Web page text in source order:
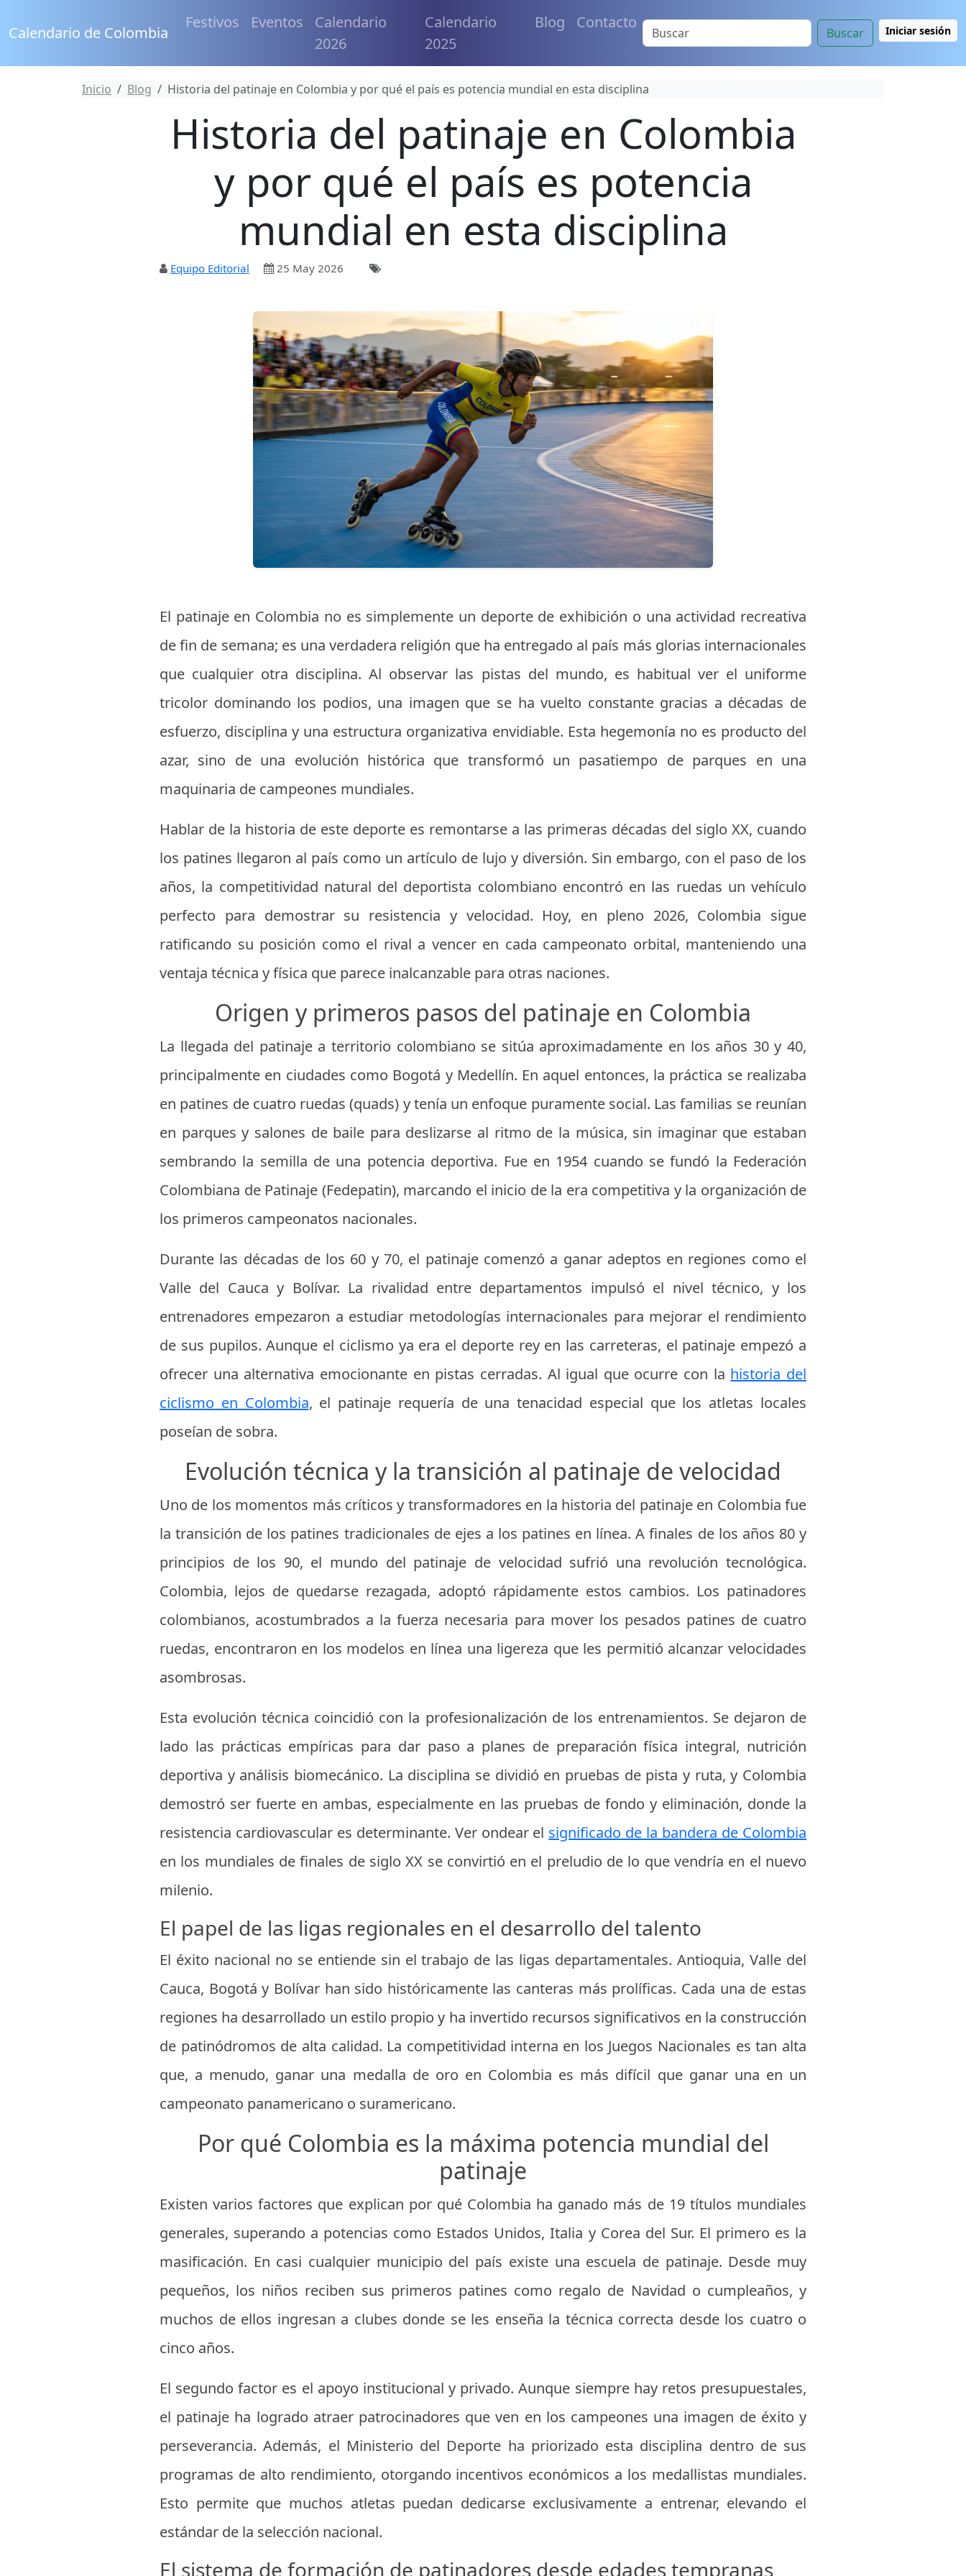
Calendario de Colombia
Festivos Eventos
Calendario
2026
Calendario
2025
Blog Contacto
Buscar Iniciar sesión
Inicio Blog Historia del patinaje en Colombia y por qué el país es potencia mundial en esta disciplina
Historia del patinaje en Colombia
y por qué el país es potencia
mundial en esta disciplina
Equipo Editorial 25 May 2026
El patinaje en Colombia no es simplemente un deporte de exhibición o una actividad recreativa
de fin de semana; es una verdadera religión que ha entregado al país más glorias internacionales
que cualquier otra disciplina. Al observar las pistas del mundo, es habitual ver el uniforme
tricolor dominando los podios, una imagen que se ha vuelto constante gracias a décadas de
esfuerzo, disciplina y una estructura organizativa envidiable. Esta hegemonía no es producto del
azar, sino de una evolución histórica que transformó un pasatiempo de parques en una
maquinaria de campeones mundiales.
Hablar de la historia de este deporte es remontarse a las primeras décadas del siglo XX, cuando
los patines llegaron al país como un artículo de lujo y diversión. Sin embargo, con el paso de los
años, la competitividad natural del deportista colombiano encontró en las ruedas un vehículo
perfecto para demostrar su resistencia y velocidad. Hoy, en pleno 2026, Colombia sigue
ratificando su posición como el rival a vencer en cada campeonato orbital, manteniendo una
ventaja técnica y física que parece inalcanzable para otras naciones.
Origen y primeros pasos del patinaje en Colombia
La llegada del patinaje a territorio colombiano se sitúa aproximadamente en los años 30 y 40,
principalmente en ciudades como Bogotá y Medellín. En aquel entonces, la práctica se realizaba
en patines de cuatro ruedas (quads) y tenía un enfoque puramente social. Las familias se reunían
en parques y salones de baile para deslizarse al ritmo de la música, sin imaginar que estaban
sembrando la semilla de una potencia deportiva. Fue en 1954 cuando se fundó la Federación
Colombiana de Patinaje (Fedepatin), marcando el inicio de la era competitiva y la organización de
los primeros campeonatos nacionales.
Durante las décadas de los 60 y 70, el patinaje comenzó a ganar adeptos en regiones como el
Valle del Cauca y Bolívar. La rivalidad entre departamentos impulsó el nivel técnico, y los
entrenadores empezaron a estudiar metodologías internacionales para mejorar el rendimiento
de sus pupilos. Aunque el ciclismo ya era el deporte rey en las carreteras, el patinaje empezó a
ofrecer una alternativa emocionante en pistas cerradas. Al igual que ocurre con la historia del
ciclismo en Colombia, el patinaje requería de una tenacidad especial que los atletas locales
poseían de sobra.
Evolución técnica y la transición al patinaje de velocidad
Uno de los momentos más críticos y transformadores en la historia del patinaje en Colombia fue
la transición de los patines tradicionales de ejes a los patines en línea. A finales de los años 80 y
principios de los 90, el mundo del patinaje de velocidad sufrió una revolución tecnológica.
Colombia, lejos de quedarse rezagada, adoptó rápidamente estos cambios. Los patinadores
colombianos, acostumbrados a la fuerza necesaria para mover los pesados patines de cuatro
ruedas, encontraron en los modelos en línea una ligereza que les permitió alcanzar velocidades
asombrosas.
Esta evolución técnica coincidió con la profesionalización de los entrenamientos. Se dejaron de
lado las prácticas empíricas para dar paso a planes de preparación física integral, nutrición
deportiva y análisis biomecánico. La disciplina se dividió en pruebas de pista y ruta, y Colombia
demostró ser fuerte en ambas, especialmente en las pruebas de fondo y eliminación, donde la
resistencia cardiovascular es determinante. Ver ondear el significado de la bandera de Colombia
en los mundiales de finales de siglo XX se convirtió en el preludio de lo que vendría en el nuevo
milenio.
El papel de las ligas regionales en el desarrollo del talento
El éxito nacional no se entiende sin el trabajo de las ligas departamentales. Antioquia, Valle del
Cauca, Bogotá y Bolívar han sido históricamente las canteras más prolíficas. Cada una de estas
regiones ha desarrollado un estilo propio y ha invertido recursos significativos en la construcción
de patinódromos de alta calidad. La competitividad interna en los Juegos Nacionales es tan alta
que, a menudo, ganar una medalla de oro en Colombia es más difícil que ganar una en un
campeonato panamericano o suramericano.
Por qué Colombia es la máxima potencia mundial del
patinaje
Existen varios factores que explican por qué Colombia ha ganado más de 19 títulos mundiales
generales, superando a potencias como Estados Unidos, Italia y Corea del Sur. El primero es la
masificación. En casi cualquier municipio del país existe una escuela de patinaje. Desde muy
pequeños, los niños reciben sus primeros patines como regalo de Navidad o cumpleaños, y
muchos de ellos ingresan a clubes donde se les enseña la técnica correcta desde los cuatro o
cinco años.
El segundo factor es el apoyo institucional y privado. Aunque siempre hay retos presupuestales,
el patinaje ha logrado atraer patrocinadores que ven en los campeones una imagen de éxito y
perseverancia. Además, el Ministerio del Deporte ha priorizado esta disciplina dentro de sus
programas de alto rendimiento, otorgando incentivos económicos a los medallistas mundiales.
Esto permite que muchos atletas puedan dedicarse exclusivamente a entrenar, elevando el
estándar de la selección nacional.
El sistema de formación de patinadores desde edades tempranas